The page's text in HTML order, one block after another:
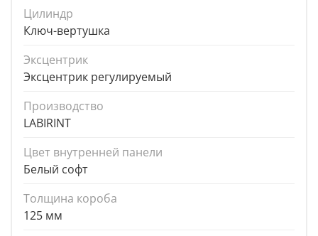
Цилиндр
Ключ-вертушка
Эксцентрик
Эксцентрик регулируемый
Производство
LABIRINT
Цвет внутренней панели
Белый софт
Толщина короба
125 мм